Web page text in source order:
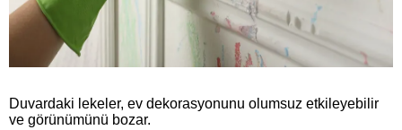
Duvardaki lekeler, ev dekorasyonunu olumsuz etkileyebilir
ve görünümünü bozar.